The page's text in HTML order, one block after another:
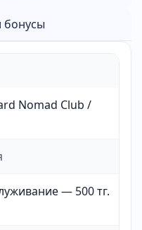
бонусы
Nomad Club /
— 500 тг.